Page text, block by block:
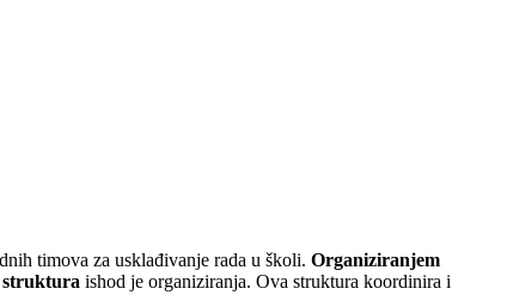
timova za usklađivanje rada u školi. Organiziranjem
struktura ishod je organiziranja. Ova struktura koordinira i